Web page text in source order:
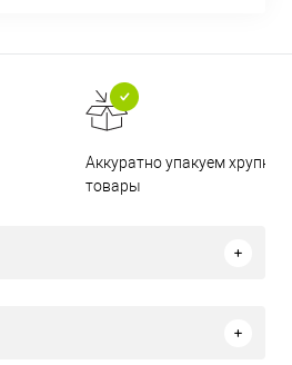
Аккуратно упакуем хрупкие
товары